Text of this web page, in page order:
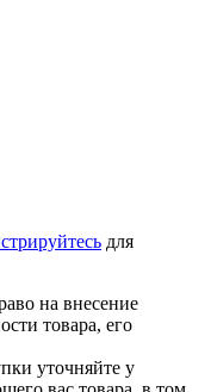
для
на внесение
товара, его
уточняйте у